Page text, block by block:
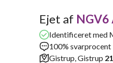
Ejet af NGV6
Identificeret med
100% svarprocent
Gistrup, Gistrup